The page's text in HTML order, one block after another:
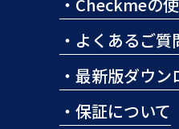
・ よくあるご質
・ 最新版ダウン
・ 保証について